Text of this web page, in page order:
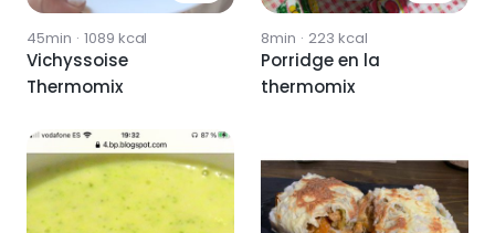
45min · 1089 kcal
Vichyssoise
Thermomix
8min · 223 kcal
Porridge en la
thermomix